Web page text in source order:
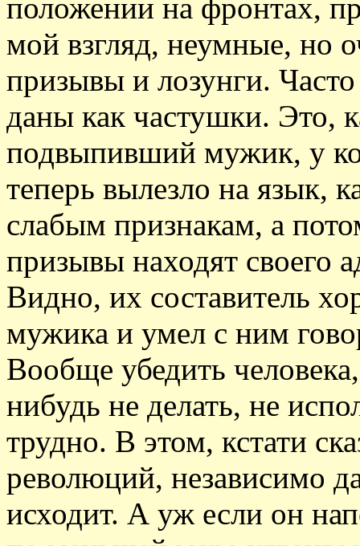
положении на фронтах,
мой взгляд, неумные, но
призывы и лозунги.
даны как частушки. Это,
подвыпивший мужик, у
теперь вылезло на язык,
слабым признакам, а
призывы находят своего
Видно, их составитель
мужика и умел с ним
Вообще убедить
нибудь не делать, не
трудно. В этом, кстати
революций, независимо
исходит. А уж если он